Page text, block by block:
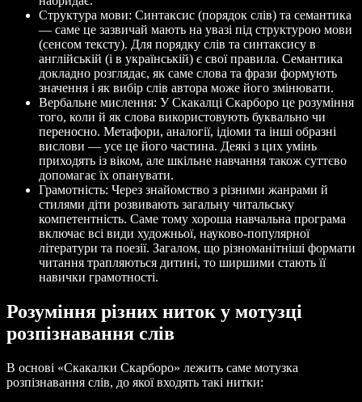
Структура мови: Синтаксис (порядок слів) та семантика
— саме це зазвичай мають на увазі під структурою мови
(сенсом тексту). Для порядку слів та синтаксису в
англійській (і в українській) є свої правила. Семантика
докладно розглядає, як саме слова та фрази формують
значення і як вибір слів автора може його змінювати.
Вербальне мислення: У Скакалці Скарборо це розуміння
того, коли й як слова використовують буквально чи
переносно. Метафори, аналогії, ідіоми та інші образні
вислови — усе це його частина. Деякі з цих умінь
приходять із віком, але шкільне навчання також суттєво
допомагає їх опанувати.
Грамотність: Через знайомство з різними жанрами й
стилями діти розвивають загальну читальську
компетентність. Саме тому хороша навчальна програма
включає всі види художньої, науково-популярної
літератури та поезії. Загалом, що різноманітніші формати
читання трапляються дитині, то ширшими стають її
навички грамотності.
Розуміння різних ниток у мотузці
розпізнавання слів
В основі «Скакалки Скарборо» лежить саме мотузка
розпізнавання слів, до якої входять такі нитки: